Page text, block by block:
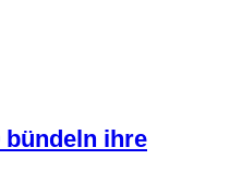
ihre